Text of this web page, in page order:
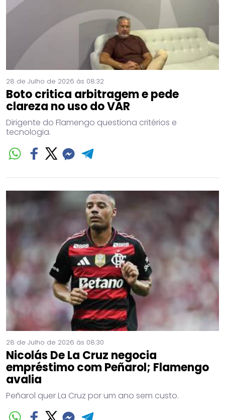
28 de Julho de 2026 às 08:32
Boto critica arbitragem e pede
clareza no uso do VAR
Dirigente do Flamengo questiona critérios e
tecnologia.
28 de Julho de 2026 às 08:30
Nicolás De La Cruz negocia
empréstimo com Peñarol; Flamengo
avalia
Peñarol quer La Cruz por um ano sem custo.